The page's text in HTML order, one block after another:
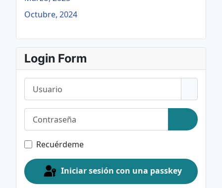
Octubre, 2024
Login Form
Mostrar
Recuérdeme
Iniciar sesión con una passkey